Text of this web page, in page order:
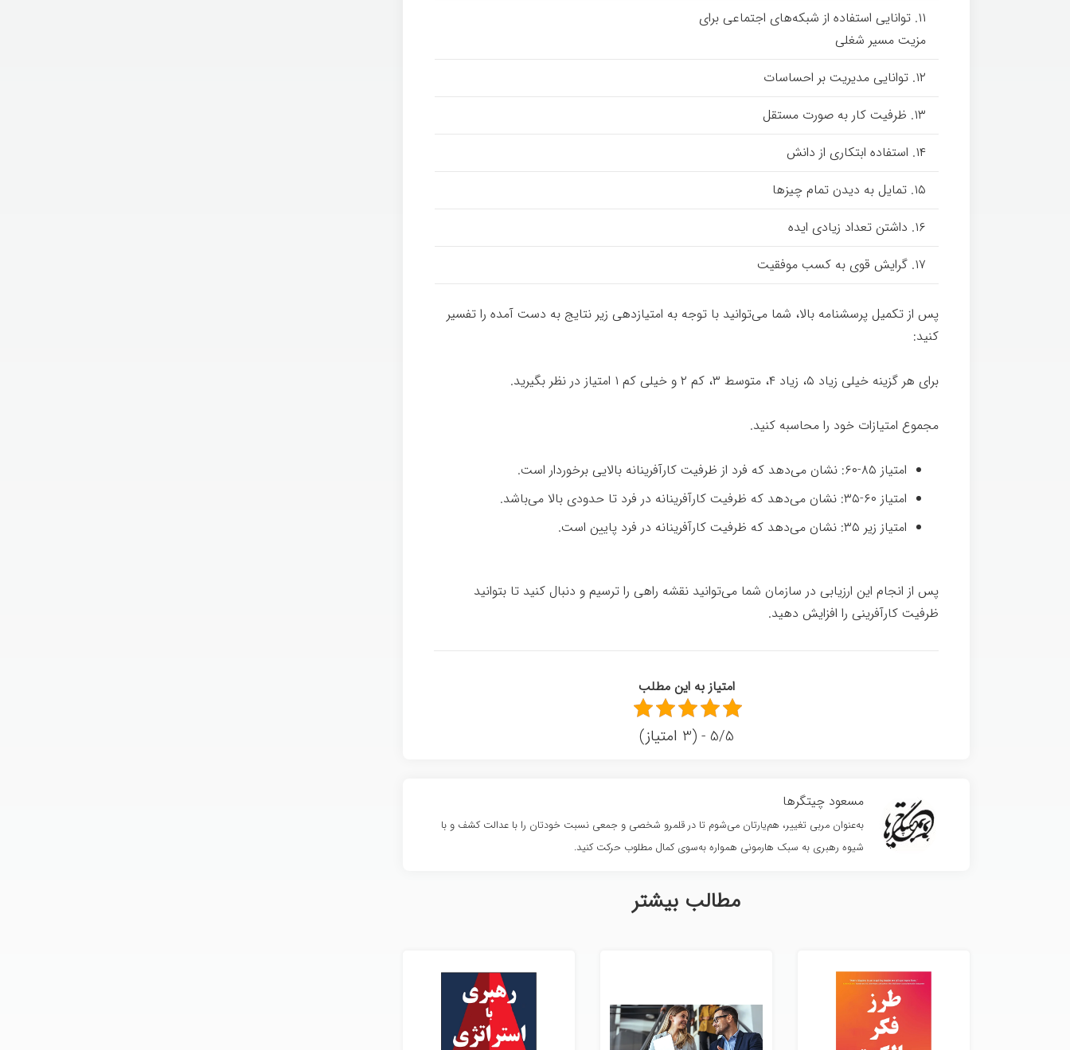
۱۱. توانایی استفاده از شبکه­‌های اجتماعی برای
مزیت مسیر شغلی
۱۲. توانایی مدیریت بر احساسات
۱۳. ظرفیت کار به صورت مستقل
۱۴. استفاده ابتکاری از دانش
۱۵. تمایل به دیدن تمام چیزها
۱۶. داشتن تعداد زیادی ایده
۱۷. گرایش قوی به کسب موفقیت
پس از تکمیل پرسشنامه بالا، شما می‌توانید با توجه به امتیازدهی زیر نتایج به دست آمده را تفسیر
کنید:
برای هر گزینه خیلی زیاد ۵، زیاد ۴، متوسط ۳، کم ۲ و خیلی کم ۱ امتیاز در نظر بگیرید.
مجموع امتیازات خود را محاسبه کنید.
امتیاز ۸۵-۶۰: نشان می­‌دهد که فرد از ظرفیت کارآفرینانه بالایی برخوردار است.
امتیاز ۶۰-۳۵: نشان می­‌دهد که ظرفیت کارآفرینانه در فرد تا حدودی بالا می­‌باشد.
امتیاز زیر ۳۵: نشان می­‌دهد که ظرفیت کارآفرینانه در فرد پایین است.
پس از انجام این ارزیابی در سازمان شما می‌توانید نقشه راهی را ترسیم و دنبال کنید تا بتوانید
ظرفیت کارآفرینی را افزایش دهید.
امتیاز به این مطلب
5/5 - (3 امتیاز)
مسعود چیتگرها
به‌عنوان مربی تغییر، هم‌یارتان می‌شوم تا در قلمرو شخصی و جمعی نسبت خودتان را با عدالت کشف و با
شیوه رهبری به سبک هارمونی همواره به‌سوی کمال مطلوب حرکت کنید.
مطالب بیشتر